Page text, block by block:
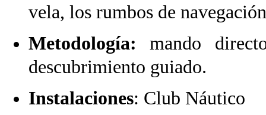
vela, los rumbos de
Metodología:mando
descubrimiento guiado.
Instalaciones: Club Náutico